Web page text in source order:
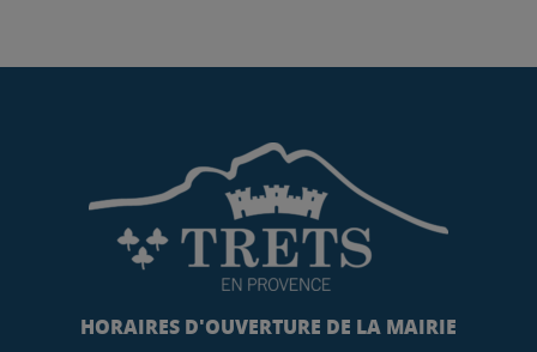
HORAIRES D'OUVERTURE DE LA MAIRIE